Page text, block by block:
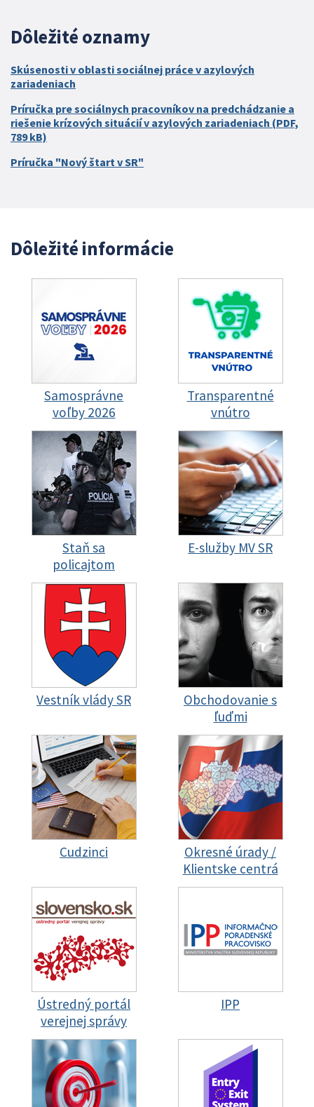
Dôležité oznamy
Skúsenosti v oblasti sociálnej práce v azylových
zariadeniach
Príručka pre sociálnych pracovníkov na predchádzanie a
riešenie krízových situácií v azylových zariadeniach (PDF,
789 kB)
Príručka "Nový štart v SR"
Dôležité informácie
Samosprávne
voľby 2026
Transparentné
vnútro
Staň sa
policajtom
E-služby MV SR
Vestník vlády SR
Obchodovanie s
ľuďmi
Cudzinci
Okresné úrady /
Klientske centrá
Ústredný portál
verejnej správy
IPP